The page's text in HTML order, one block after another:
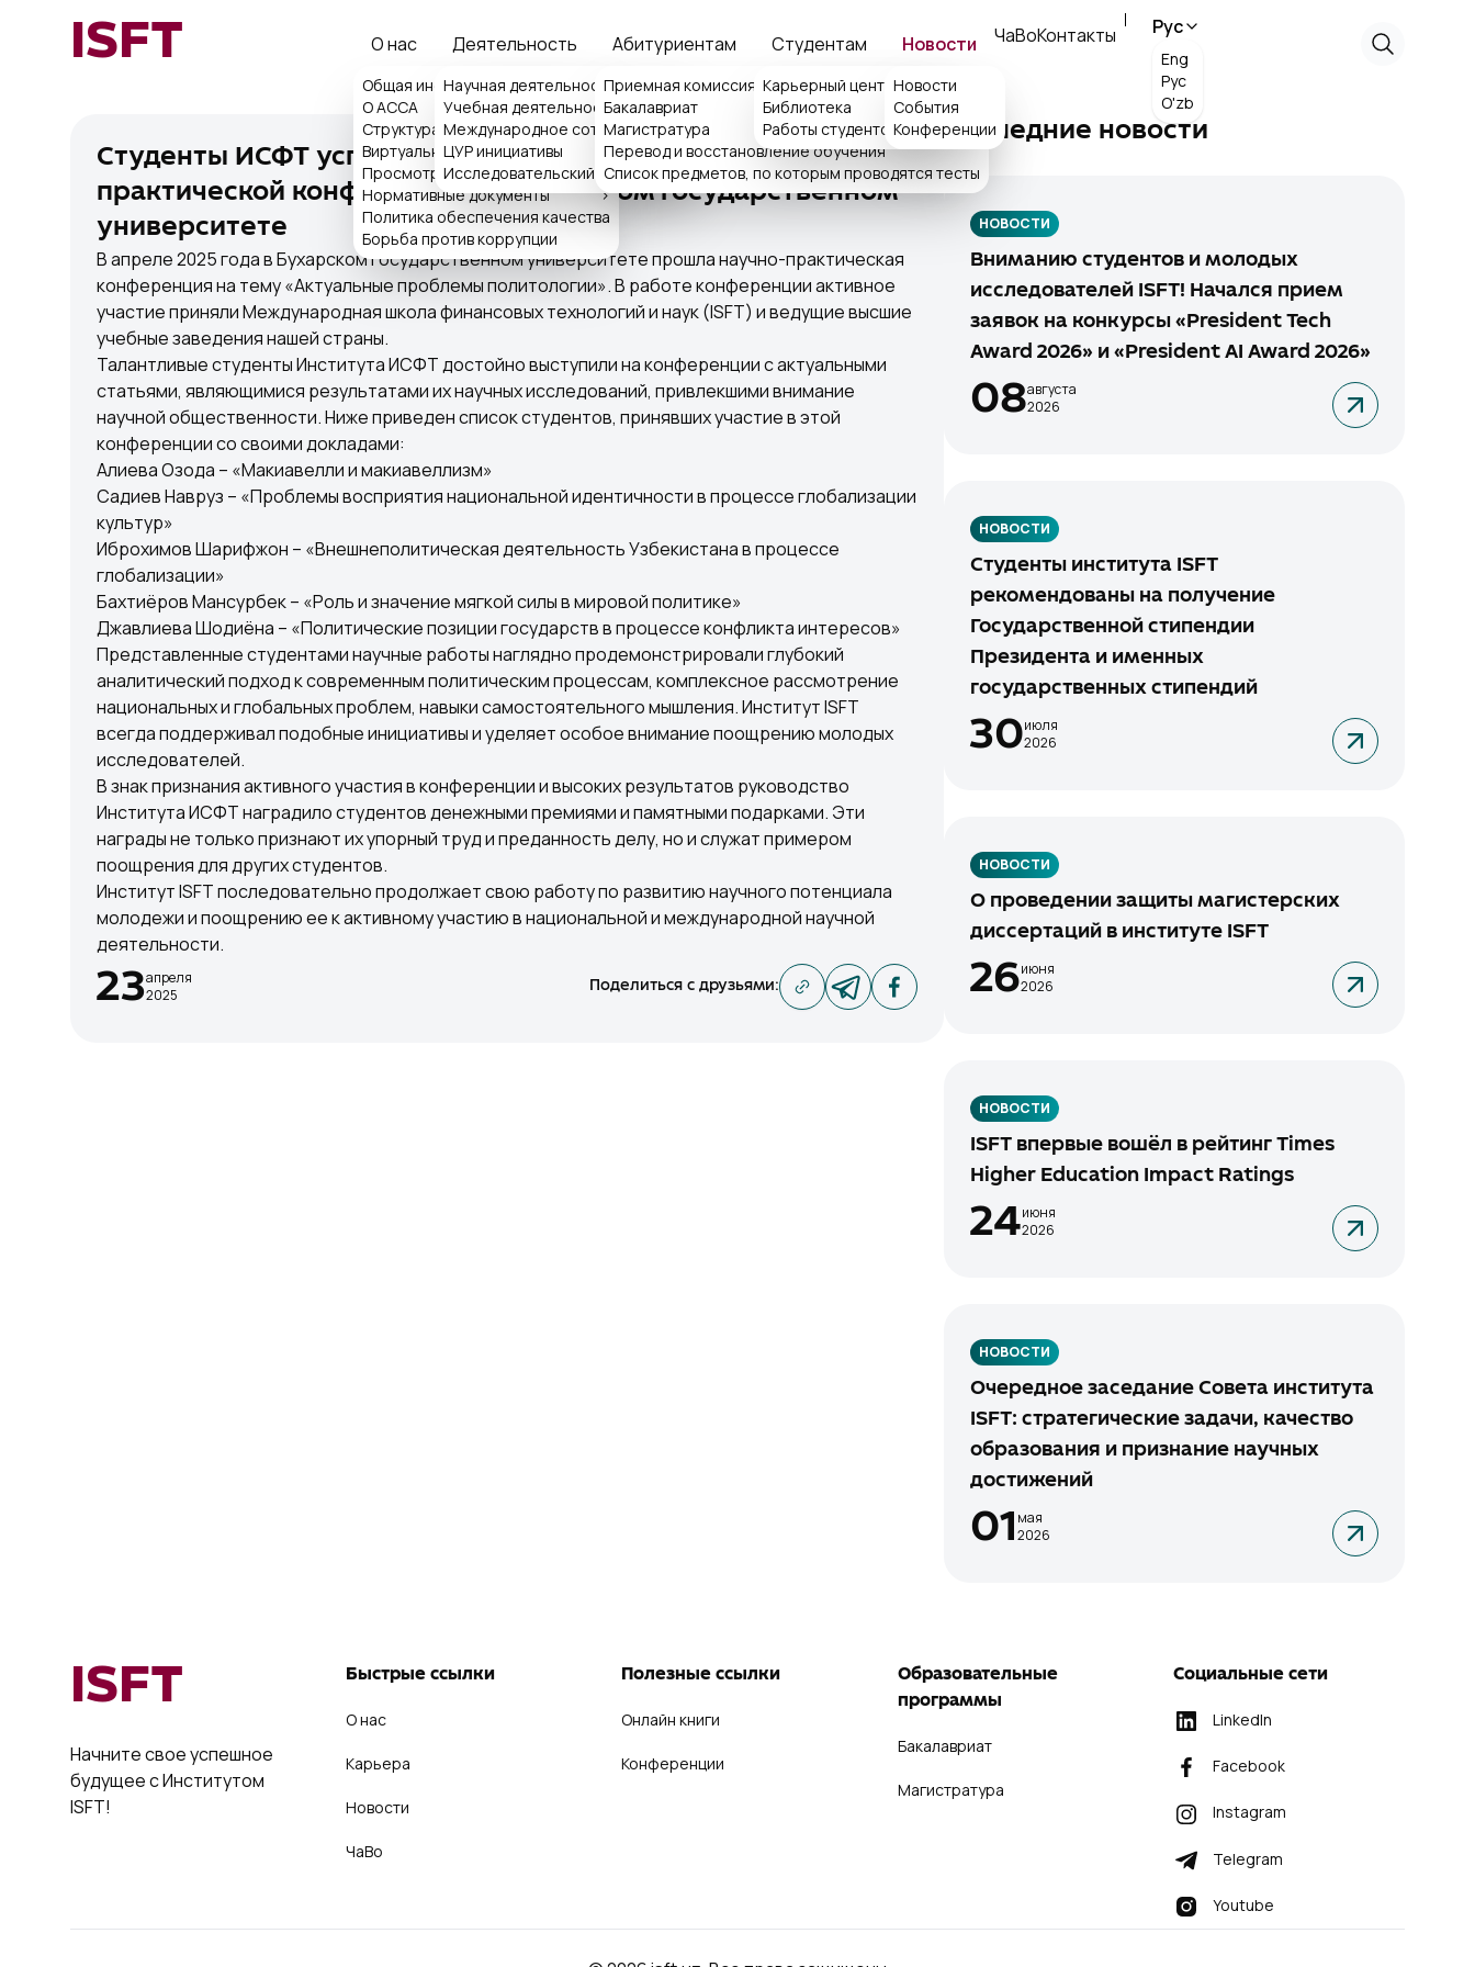
ISFT О нас
Общая информация
О ACCA
Структура
>
Виртуальная приемная ректора
Просмотр порядка обращений
Нормативные документы
>
Политика обеспечения качества
Борьба против коррупции
Деятельность
Научная деятельность
>
Учебная деятельность
Международное сотрудничество
ЦУР инициативы
>
Исследовательский центр
Абитуриентам
Приемная комиссия
Бакалавриат
Магистратура
>
Перевод и восстановление обучения
Список предметов, по которым проводятся тесты
Студентам
Карьерный центр ISFT>
Библиотека
>
Работы студентов
Новости
Новости
События
Конференции
ЧаВоКонтакты Рус
Eng
Рус
O'zb
Студенты ИСФТ успешно выступили на научно-
практической конференции в Бухарском государственном
университете
В апреле 2025 года в Бухарском государственном университете прошла научно-практическая
конференция на тему «Актуальные проблемы политологии». В работе конференции активное
участие приняли Международная школа финансовых технологий и наук (ISFT) и ведущие высшие
учебные заведения нашей страны.
Талантливые студенты Института ИСФТ достойно выступили на конференции с актуальными
статьями, являющимися результатами их научных исследований, привлекшими внимание
научной общественности. Ниже приведен список студентов, принявших участие в этой
конференции со своими докладами:
Алиева Озода – «Макиавелли и макиавеллизм»
Садиев Навруз – «Проблемы восприятия национальной идентичности в процессе глобализации
культур»
Иброхимов Шарифжон – «Внешнеполитическая деятельность Узбекистана в процессе
глобализации»
Бахтиёров Мансурбек – «Роль и значение мягкой силы в мировой политике»
Джавлиева Шодиёна – «Политические позиции государств в процессе конфликта интересов»
Представленные студентами научные работы наглядно продемонстрировали глубокий
аналитический подход к современным политическим процессам, комплексное рассмотрение
национальных и глобальных проблем, навыки самостоятельного мышления. Институт ISFT
всегда поддерживал подобные инициативы и уделяет особое внимание поощрению молодых
исследователей.
В знак признания активного участия в конференции и высоких результатов руководство
Института ИСФТ наградило студентов денежными премиями и памятными подарками. Эти
награды не только признают их упорный труд и преданность делу, но и служат примером
поощрения для других студентов.
Институт ISFT последовательно продолжает свою работу по развитию научного потенциала
молодежи и поощрению ее к активному участию в национальной и международной научной
деятельности.
23апреля
2025
Поделиться с друзьями:
Последние новости
НОВОСТИ
Вниманию студентов и молодых
исследователей ISFT! Начался прием
заявок на конкурсы «President Tech
Award 2026» и «President AI Award 2026»
08августа
2026
НОВОСТИ
Студенты института ISFT
рекомендованы на получение
Государственной стипендии
Президента и именных
государственных стипендий
30июля
2026
НОВОСТИ
О проведении защиты магистерских
диссертаций в институте ISFT
26июня
2026
НОВОСТИ
ISFT впервые вошёл в рейтинг Times
Higher Education Impact Ratings
24июня
2026
НОВОСТИ
Очередное заседание Совета института
ISFT: стратегические задачи, качество
образования и признание научных
достижений
01 мая
2026
ISFT
Начните свое успешное
будущее с Институтом
ISFT!
Быстрые ссылки
О нас
Карьера
Новости
ЧаВо
Полезные ссылки
Онлайн книги
Конференции
Образовательные
программы
Бакалавриат
Магистратура
Социальные сети
LinkedIn
Facebook
Instagram
Telegram
Youtube